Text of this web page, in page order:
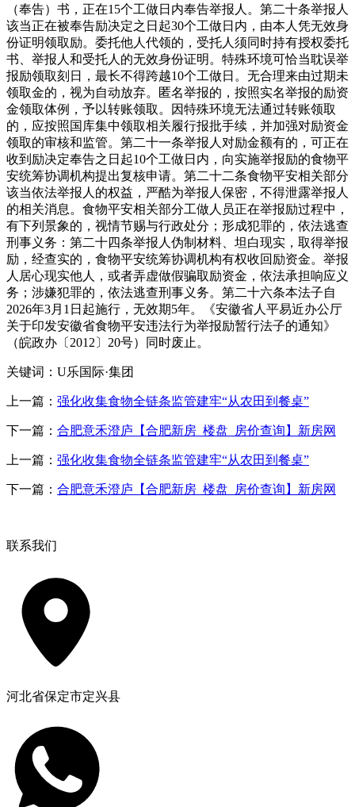
（奉告）书，正在15个工做日内奉告举报人。第二十条举报人
该当正在被奉告励决定之日起30个工做日内，由本人凭无效身
份证明领取励。委托他人代领的，受托人须同时持有授权委托
书、举报人和受托人的无效身份证明。特殊环境可恰当耽误举
报励领取刻日，最长不得跨越10个工做日。无合理来由过期未
领取金的，视为自动放弃。匿名举报的，按照实名举报的励资
金领取体例，予以转账领取。因特殊环境无法通过转账领取
的，应按照国库集中领取相关履行报批手续，并加强对励资金
领取的审核和监管。第二十一条举报人对励金额有的，可正在
收到励决定奉告之日起10个工做日内，向实施举报励的食物平
安统筹协调机构提出复核申请。第二十二条食物平安相关部分
该当依法举报人的权益，严酷为举报人保密，不得泄露举报人
的相关消息。食物平安相关部分工做人员正在举报励过程中，
有下列景象的，视情节赐与行政处分；形成犯罪的，依法逃查
刑事义务：第二十四条举报人伪制材料、坦白现实，取得举报
励，经查实的，食物平安统筹协调机构有权收回励资金。举报
人居心现实他人，或者弄虚做假骗取励资金，依法承担响应义
务；涉嫌犯罪的，依法逃查刑事义务。第二十六条本法子自
2026年3月1日起施行，无效期5年。《安徽省人平易近办公厅
关于印发安徽省食物平安违法行为举报励暂行法子的通知》
（皖政办〔2012〕20号）同时废止。
关键词：U乐国际·集团
上一篇： 强化收集食物全链条监管建牢“从农田到餐桌”
下一篇： 合肥意禾澄庐【合肥新房_楼盘_房价查询】新房网
上一篇： 强化收集食物全链条监管建牢“从农田到餐桌”
下一篇： 合肥意禾澄庐【合肥新房_楼盘_房价查询】新房网
联系我们
河北省保定市定兴县